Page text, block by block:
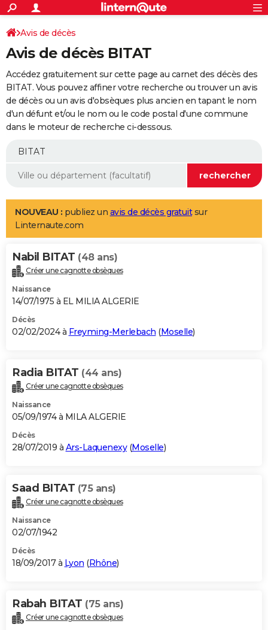
ACTUALITÉS
Politique
Société
Faits Divers
Education
Monde
Villes
+
SPORT
Coupe du monde 2026
Football
Tennis
Cyclisme
Rugby
Forum
Programme TV
TNT
Streaming
Cinéma
Sorties cinéma
Musique
+
FINANCE
Retraite
Impôts
Epargne
Immobilier
Risques naturels par ville
Banque
Assurance
Crédit
AUTO
Essais
Réserver un essai
Citadines
Berlines
SUV
Forum auto
+
Mobiles
Meilleur smartphone
Internet
Ordinateurs
Jeux vidéo
Guide high-tech
Aménagement intérieur
LIFESTYLE
Art de vivre
Bien-être
Loisirs
Mode
Modes de vie
Alimentation
Guide de la santé
Maladies
Médicaments
Sommeil
VOYAGE
Destinations
City break
Voyage nature
Voyage de noces
Forum
Climat
+PHOTO
GUIDES D'ACHAT
BONS PLANS
Carte de Noël
Carte Bonne année
Carte Saint-Valentin
Carte Pâques
Carte d'anniversaire
DICTIONNAIRE
Dictionnaire
Biographies
Citations
Expressions
Proverbes
PROGRAMME TV
S'inscrire
Se connecter
Lycées
Collèges
Primaires
Universités
Entreprises
Service militaire
Avis de recherche
AVIS DE DÉCÈS
Bricolage
Lifestyle
Culture
Sport
Auto
Television
Voyage
Cinema
Avis de décès
Avis de décès BITAT
Accédez gratuitement sur cette page au carnet des décès des
BITAT. Vous pouvez affiner votre recherche ou trouver un avis
de décès ou un avis d'obsèques plus ancien en tapant le nom
d'un défunt et/ou le nom ou le code postal d'une commune
dans le moteur de recherche ci-dessous.
NOUVEAU : publiez un avis de décès gratuitsur
Linternaute.com
Nabil BITAT (48 ans)
Créer une cagnotte obsèques
Naissance
14/07/1975 à EL MILIA ALGERIE
Décès
02/02/2024 à Freyming-Merlebach (Moselle)
Radia BITAT (44 ans)
Créer une cagnotte obsèques
Naissance
05/09/1974 à MILA ALGERIE
Décès
28/07/2019 à Ars-Laquenexy(Moselle)
Saad BITAT (75 ans)
Créer une cagnotte obsèques
Naissance
02/07/1942
Décès
18/09/2017 à Lyon (Rhône)
Rabah BITAT (75 ans)
Créer une cagnotte obsèques